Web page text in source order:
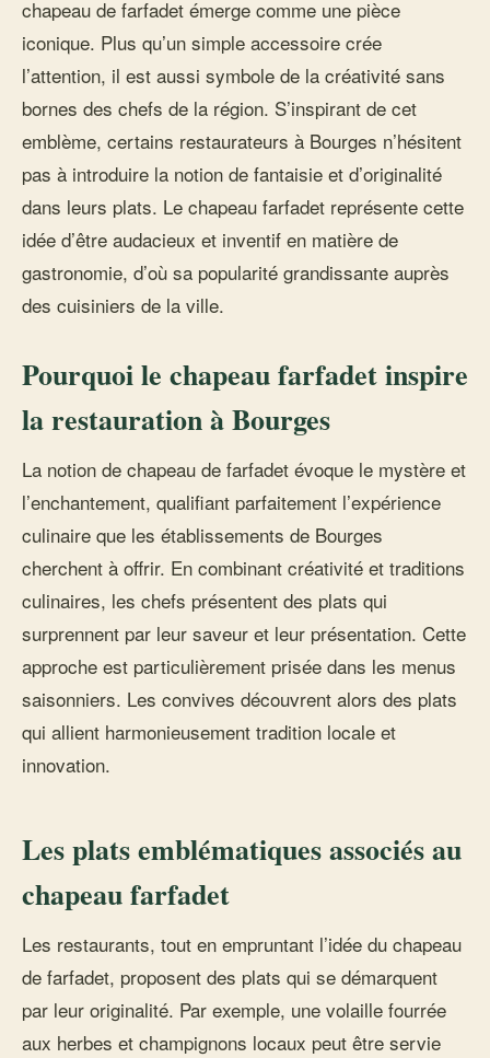
chapeau de farfadet émerge comme une pièce
iconique. Plus qu’un simple accessoire crée
l’attention, il est aussi symbole de la créativité sans
bornes des chefs de la région. S’inspirant de cet
emblème, certains restaurateurs à Bourges n’hésitent
pas à introduire la notion de fantaisie et d’originalité
dans leurs plats. Le chapeau farfadet représente cette
idée d’être audacieux et inventif en matière de
gastronomie, d’où sa popularité grandissante auprès
des cuisiniers de la ville.
Pourquoi le chapeau farfadet inspire
la restauration à Bourges
La notion de chapeau de farfadet évoque le mystère et
l’enchantement, qualifiant parfaitement l’expérience
culinaire que les établissements de Bourges
cherchent à offrir. En combinant créativité et traditions
culinaires, les chefs présentent des plats qui
surprennent par leur saveur et leur présentation. Cette
approche est particulièrement prisée dans les menus
saisonniers. Les convives découvrent alors des plats
qui allient harmonieusement tradition locale et
innovation.
Les plats emblématiques associés au
chapeau farfadet
Les restaurants, tout en empruntant l’idée du chapeau
de farfadet, proposent des plats qui se démarquent
par leur originalité. Par exemple, une volaille fourrée
aux herbes et champignons locaux peut être servie